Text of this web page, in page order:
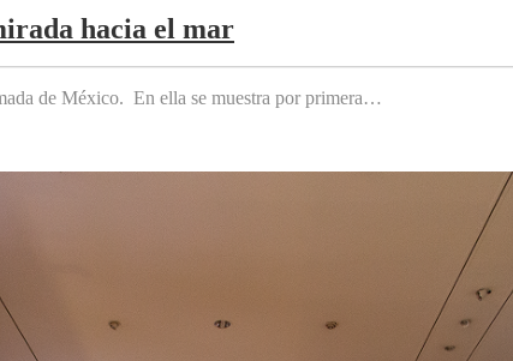
hacia el mar
de México. En ella se muestra por primera…